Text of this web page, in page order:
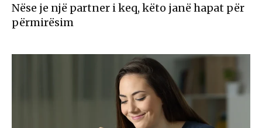
Nëse je një partner i keq, këto janë hapat për
përmirësim